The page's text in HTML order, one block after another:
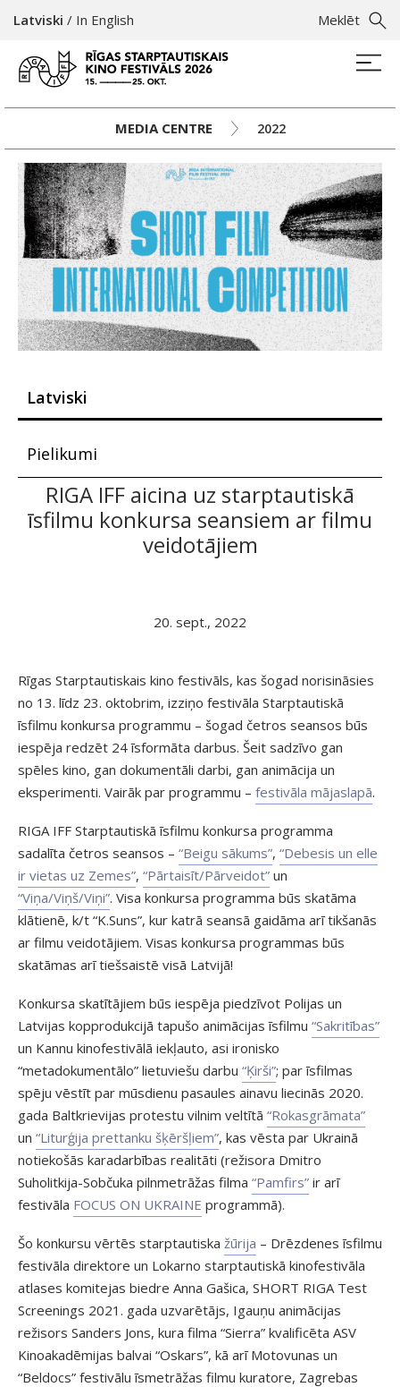
Meklēt
Latviski / In English
MEDIA CENTRE 2022
Latviski
Pielikumi
RIGA IFF aicina uz starptautiskā
īsfilmu konkursa seansiem ar filmu
veidotājiem
20. sept., 2022
Rīgas Starptautiskais kino festivāls, kas šogad norisināsies
no 13. līdz 23. oktobrim, izziņo festivāla Starptautiskā
īsfilmu konkursa programmu – šogad četros seansos būs
iespēja redzēt 24 īsformāta darbus. Šeit sadzīvo gan
spēles kino, gan dokumentāli darbi, gan animācija un
eksperimenti. Vairāk par programmu – festivāla mājaslapā.
RIGA IFF Starptautiskā īsfilmu konkursa programma
sadalīta četros seansos – “Beigu sākums”, “Debesis un elle
ir vietas uz Zemes”, “Pārtaisīt/Pārveidot” un
“Viņa/Viņš/Viņi”. Visa konkursa programma būs skatāma
klātienē, k/t “K.Suns”, kur katrā seansā gaidāma arī tikšanās
ar filmu veidotājiem. Visas konkursa programmas būs
skatāmas arī tiešsaistē visā Latvijā!
Konkursa skatītājiem būs iespēja piedzīvot Polijas un
Latvijas kopprodukcijā tapušo animācijas īsfilmu “Sakritības”
un Kannu kinofestivālā iekļauto, asi ironisko
“metadokumentālo” lietuviešu darbu “Ķirši”; par īsfilmas
spēju vēstīt par mūsdienu pasaules ainavu liecinās 2020.
gada Baltkrievijas protestu vilnim veltītā “Rokasgrāmata”
un “Liturģija prettanku šķēršļiem”, kas vēsta par Ukrainā
notiekošās karadarbības realitāti (režisora Dmitro
Suholitkija-Sobčuka pilnmetrāžas filma “Pamfirs” ir arī
festivāla FOCUS ON UKRAINE programmā).
Šo konkursu vērtēs starptautiska žūrija – Drēzdenes īsfilmu
festivāla direktore un Lokarno starptautiskā kinofestivāla
atlases komitejas biedre Anna Gašica, SHORT RIGA Test
Screenings 2021. gada uzvarētājs, Igauņu animācijas
režisors Sanders Jons, kura filma “Sierra” kvalificēta ASV
Kinoakadēmijas balvai “Oskars”, kā arī Motovunas un
“Beldocs” festivālu īsmetrāžas filmu kuratore, Zagrebas